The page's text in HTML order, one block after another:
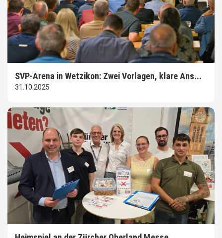
SVP-Arena in Wetzikon: Zwei Vorlagen, klare Ans...
31.10.2025